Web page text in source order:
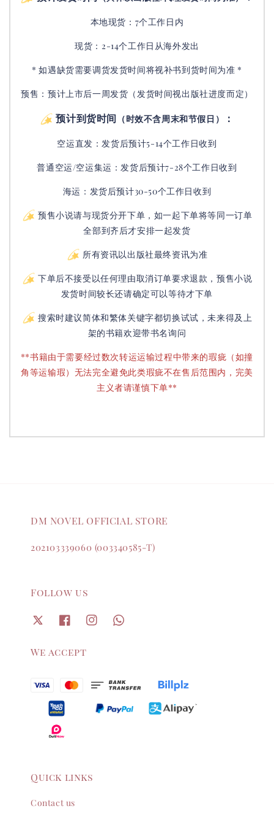
本地现货：7个工作日内
现货：2-14个工作日从海外发出
* 如遇缺货需要调货发货时间将视补书到货时间为准 *
预售：预计上市后一周发货（发货时间视出版社进度而定）
预计到货时间 （时效不含周末和节假日） ：
空运直发：发货后预计5-14个工作日收到
普通空运/空运集运：发货后预计7-28个工作日收到
海运：发货后预计30-50个工作日收到
预售小说请与现货分开下单，如一起下单将等同一订单
全部到齐后才安排一起发货
所有资讯以出版社最终资讯为准
下单后不接受以任何理由取消订单要求退款，预售小说
发货时间较长还请确定可以等待才下单
搜索时建议简体和繁体关键字都切换试试，未来得及上
架的书籍欢迎带书名询问
**书籍由于需要经过数次转运运输过程中带来的瑕疵（如撞
角等运输瑕）无法完全避免此类瑕疵不在售后范围内，完美
主义者请谨慎下单**
DM NOVEL OFFICIAL STORE
202103339060 (003340585-T)
Follow us
We accept
Quick links
Contact us